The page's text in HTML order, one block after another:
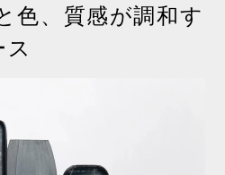
色、質感が調和す